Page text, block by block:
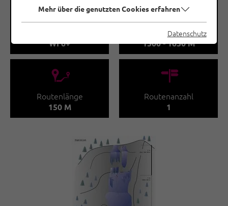
🞽
WI 6+
🞱
Seehöhe
1500 - 1650 M
🔹
Routenlänge
150 M
🍫
Routenanzahl
1
Mehr über die genutzten Cookies erfahren
Datenschutz